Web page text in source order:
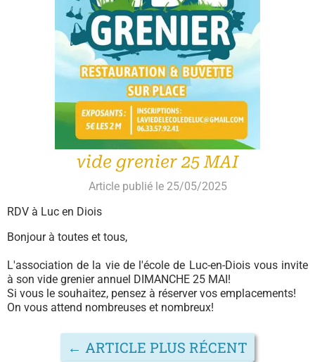
vide grenier 25 MAI
Article publié le 25/05/2025
RDV à Luc en Diois
Bonjour à toutes et tous,
L'association de la vie de l'école de Luc-en-Diois vous invite
à son vide grenier annuel DIMANCHE 25 MAI!
Si vous le souhaitez, pensez à réserver vos emplacements!
On vous attend nombreuses et nombreux!
← ARTICLE PLUS RÉCENT